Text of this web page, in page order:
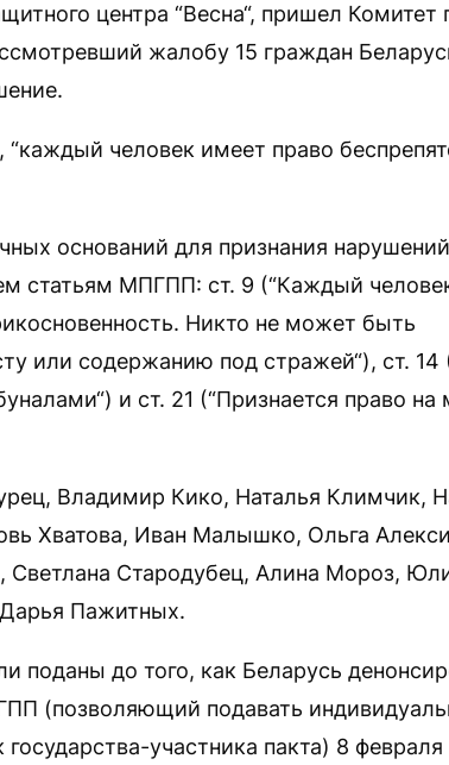
центра “Весна“, пришел Комитет
жалобу 15 граждан
человек имеет право
оснований для признания
статьям МПГПП: ст. 9 (“Каждый
Никто не может быть
или содержанию под стражей“), ст. 14
и ст. 21 (“Признается право
Владимир Кико, Наталья Климчик,
Хватова, Иван Малышко, Ольга
Светлана Стародубец, Алина Мороз,
Пажитных.
поданы до того, как Беларусь
(позволяющий подавать
участника пакта) 8